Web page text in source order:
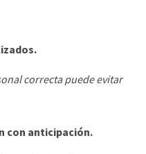
correcta puede evitar
con anticipación.